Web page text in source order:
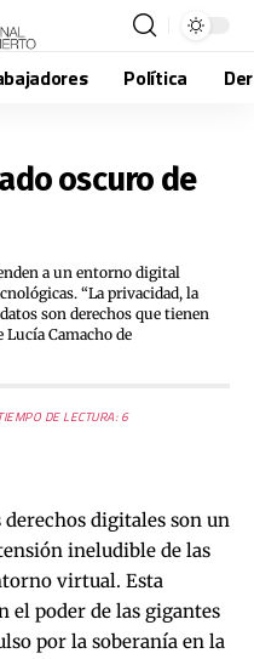
Política
oscuro de
a un entorno digital
“La privacidad, la
son derechos que tienen
Camacho de
DE LECTURA: 6
derechos digitales son un
ineludible de las
virtual. Esta
el poder de las gigantes
por la soberanía en la